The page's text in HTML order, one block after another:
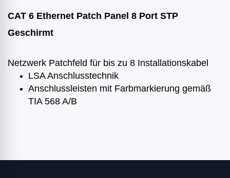
CAT 6 Ethernet Patch Panel 8 Port STP
Geschirmt
Netzwerk Patchfeld für bis zu 8 Installationskabel
LSA Anschlusstechnik
Anschlussleisten mit Farbmarkierung gemäß
TIA 568 A/B